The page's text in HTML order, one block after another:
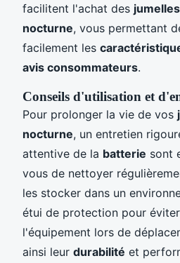
facilitent l'achat des
nocturne, vous permettant
facilement les
avis consommateurs.
Conseils d'utilisation et
Pour prolonger la vie de vos
nocturne, un entretien
attentive de la batterie sont
vous de nettoyer
les stocker dans un
étui de protection pour
l'équipement lors de
ainsi leur durabilité et